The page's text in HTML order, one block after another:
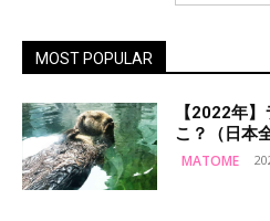
MOST POPULAR
【2022年
こ？（日本
MATOME